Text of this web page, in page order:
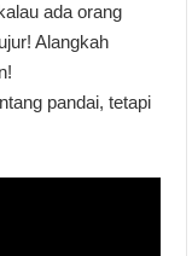
ada orang
Alangkah
pandai, tetapi